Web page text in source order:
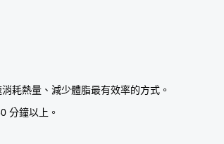
耗熱量、減少體脂最有效率的方式。
分鐘以上。